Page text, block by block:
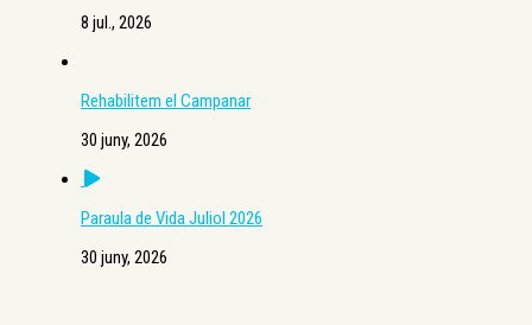
8 jul., 2026
Rehabilitem el Campanar
30 juny, 2026
Paraula de Vida Juliol 2026
30 juny, 2026